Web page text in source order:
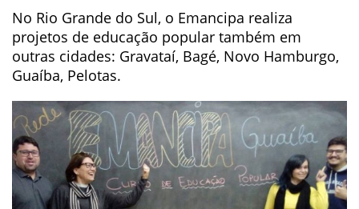
No Rio Grande do Sul, o Emancipa realiza
projetos de educação popular também em
outras cidades: Gravataí, Bagé, Novo Hamburgo,
Guaíba, Pelotas.